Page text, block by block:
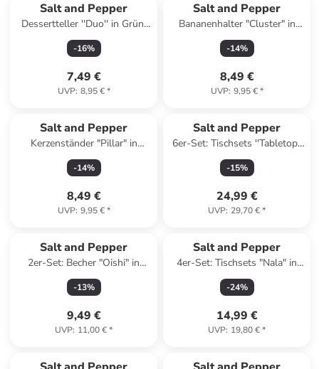
Salt and Pepper
Dessertteller ''Duo'' in Grün/
Lila - Ø 18 cm
-16%
7,49 €
UVP: 8,95 €*
Salt and Pepper
Bananenhalter "Cluster" in
Schwarz - (H)27 cm
-14%
8,49 €
UVP: 9,95 €*
Salt and Pepper
Kerzenständer "Pillar" in
Schwarz - (H)9 x Ø 10 cm
-14%
8,49 €
UVP: 9,95 €*
Salt and Pepper
6er-Set: Tischsets ''Tabletop''
in Grau - (L)43 x (B)30 cm
-15%
24,99 €
UVP: 29,70 €*
Salt and Pepper
2er-Set: Becher "Oishi" in
-13%
9,49 €
UVP: 11,00 €*
Salt and Pepper
4er-Set: Tischsets "Nala" in
Beige - Ø 36 cm
-24%
14,99 €
UVP: 19,80 €*